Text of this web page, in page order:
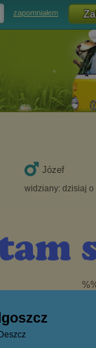
zapomniałem
Józef
widziany: dzisiaj o